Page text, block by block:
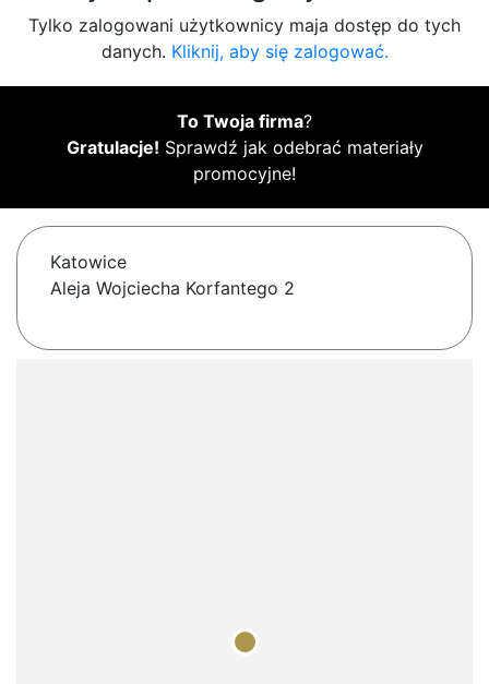
Tylko zalogowani użytkownicy maja dostęp do tych
danych. Kliknij, aby się zalogować.
To Twoja firma?
Gratulacje! Sprawdź jak odebrać materiały
promocyjne!
Katowice
Aleja Wojciecha Korfantego 2